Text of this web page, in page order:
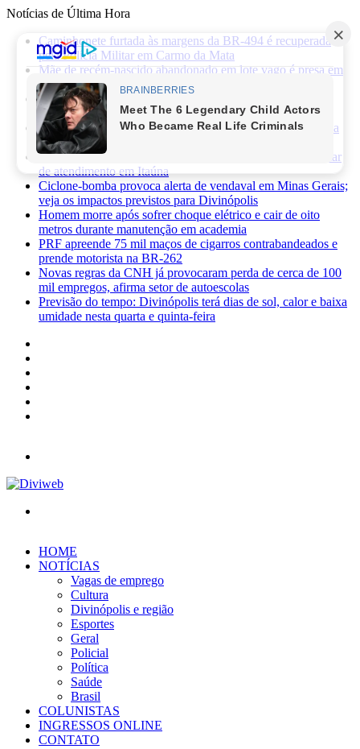
Notícias de Última Hora
Caminhonete furtada às margens da BR-494 é recuperada
pela Polícia Militar em Carmo da Mata
Mãe de recém-nascido abandonado em lote vago é presa em
Sabará
Três pessoas ficam feridas após ataque a facadas no bairro
Planalto, em Divinópolis
Previsão do tempo: fim de semana será de sol, calor e baixa
umidade em Divinópolis
Homem quebra vidro da recepção de hospital após reclamar
de atendimento em Itaúna
Ciclone-bomba provoca alerta de vendaval em Minas Gerais;
veja os impactos previstos para Divinópolis
Homem morre após sofrer choque elétrico e cair de oito
metros durante manutenção em academia
PRF apreende 75 mil maços de cigarros contrabandeados e
prende motorista na BR-262
Novas regras da CNH já provocaram perda de cerca de 100
mil empregos, afirma setor de autoescolas
Previsão do tempo: Divinópolis terá dias de sol, calor e baixa
umidade nesta quarta e quinta-feira
HOME
NOTÍCIAS
Vagas de emprego
Cultura
Divinópolis e região
Esportes
Geral
Policial
Política
Saúde
Brasil
COLUNISTAS
INGRESSOS ONLINE
CONTATO